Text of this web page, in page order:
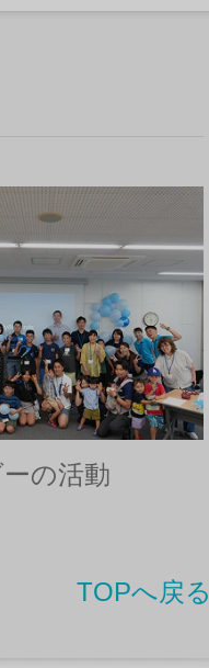
の活動
TOPへ戻る